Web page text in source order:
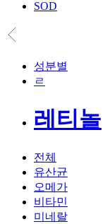
SOD
성분별
ㄹ
레티놀
전체
유산균
오메가
비타민
미네랄